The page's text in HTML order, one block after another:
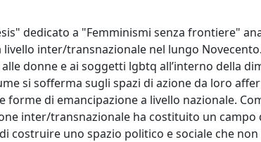
dedicato a "Femminismi senza frontiere"
livello inter/transnazionale nel lungo
donne e ai soggetti lgbtq all’interno della
si sofferma sugli spazi di azione da loro
forme di emancipazione a livello nazionale.
inter/transnazionale ha costituito un
costruire uno spazio politico e sociale che